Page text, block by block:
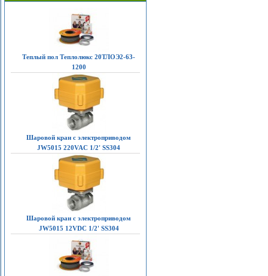
Теплый пол Теплолюкс 20ТЛОЭ2-63-
1200
Шаровой кран с электроприводом
JW5015 220VAC 1/2' SS304
Шаровой кран с электроприводом
JW5015 12VDC 1/2' SS304